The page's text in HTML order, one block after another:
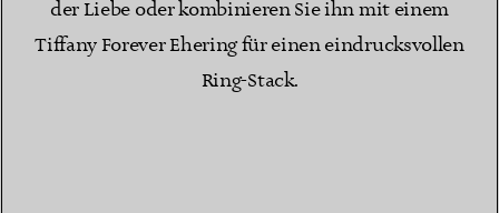
der Liebe oder kombinieren Sie ihn mit einem
Tiffany Forever Ehering für einen eindrucksvollen
Ring-Stack.